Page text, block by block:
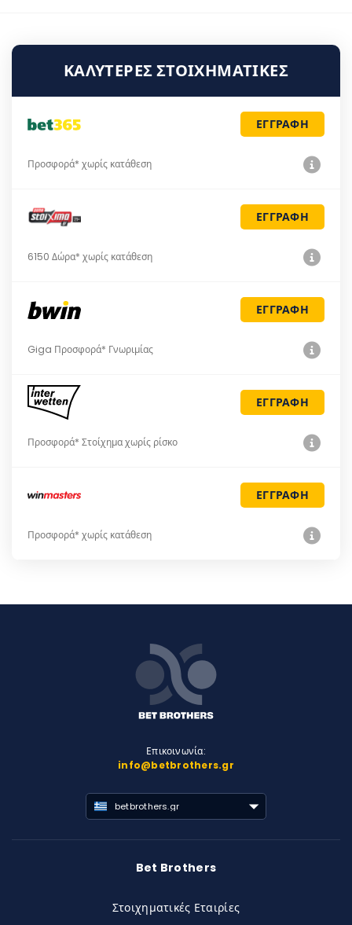
ΚΑΛΎΤΕΡΕΣ ΣΤΟΙΧΗΜΑΤΙΚΈΣ
ΕΓΓΡΑΦΗ
Προσφορά* χωρίς κατάθεση
ΕΓΓΡΑΦΗ
6150 Δώρα* χωρίς κατάθεση
ΕΓΓΡΑΦΗ
Giga Προσφορά* Γνωριμίας
ΕΓΓΡΑΦΗ
Προσφορά* Στοίχημα χωρίς ρίσκο
ΕΓΓΡΑΦΗ
Προσφορά* χωρίς κατάθεση
Επικοινωνία:
info@betbrothers.gr
betbrothers.gr
Bet Brothers
Στοιχηματικές Εταιρίες